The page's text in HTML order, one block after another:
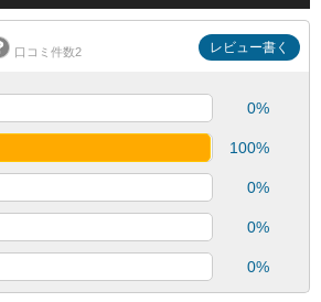
口コミ件数2 レビュー書く
0%
100%
0%
0%
0%